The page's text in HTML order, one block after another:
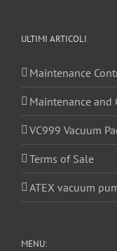
ULTIMI ARTICOLI
Maintenance
Maintenance and
VC999 Vacuum
Terms of Sale
ATEX vacuum
MENU: